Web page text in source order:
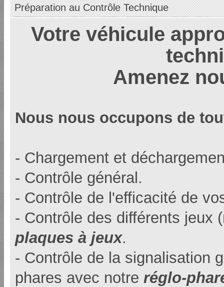
Préparation au Contrôle Technique
Votre véhicule
Amenez
Nous nous occupons de
- Chargement et
- Contrôle général.
- Contrôle de l'efficacité de
- Contrôle des différents jeux
plaques à jeux.
- Contrôle de la signalisation
phares avec notreréglo-